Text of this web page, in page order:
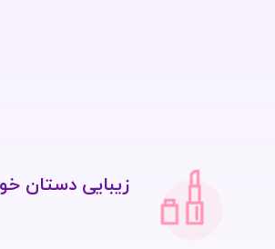
زیبایی دستان